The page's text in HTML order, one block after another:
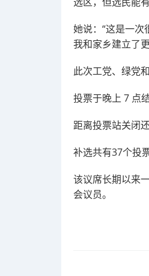
她说：“这是一
我和家乡建立了
此次工党、绿党
投票于晚上 7 点结
距离投票站关闭
补选共有37个投
该议席长期以来
会议员。